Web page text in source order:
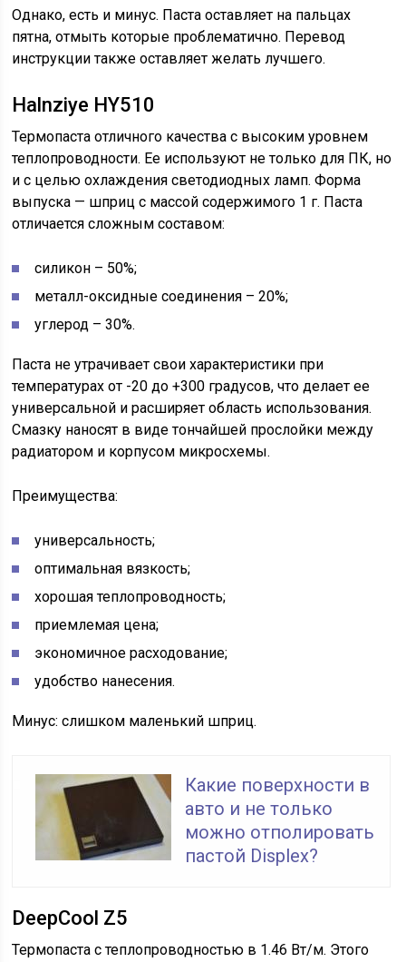
Однако, есть и минус. Паста оставляет на пальцах
пятна, отмыть которые проблематично. Перевод
инструкции также оставляет желать лучшего.
Halnziye HY510
Термопаста отличного качества с высоким уровнем
теплопроводности. Ее используют не только для ПК, но
и с целью охлаждения светодиодных ламп. Форма
выпуска — шприц с массой содержимого 1 г. Паста
отличается сложным составом:
силикон – 50%;
металл-оксидные соединения – 20%;
углерод – 30%.
Паста не утрачивает свои характеристики при
температурах от -20 до +300 градусов, что делает ее
универсальной и расширяет область использования.
Смазку наносят в виде тончайшей прослойки между
радиатором и корпусом микросхемы.
Преимущества:
универсальность;
оптимальная вязкость;
хорошая теплопроводность;
приемлемая цена;
экономичное расходование;
удобство нанесения.
Минус: слишком маленький шприц.
Какие поверхности в
авто и не только
можно отполировать
пастой Displex?
DeepCool Z5
Термопаста с теплопроводностью в 1.46 Вт/м. Этого